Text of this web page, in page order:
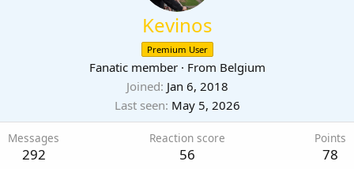
Kevinos
Premium User
Fanatic member · From Belgium
Joined Jan 6, 2018
Last seen May 5, 2026
Messages
292
Reaction score
56
Points
78